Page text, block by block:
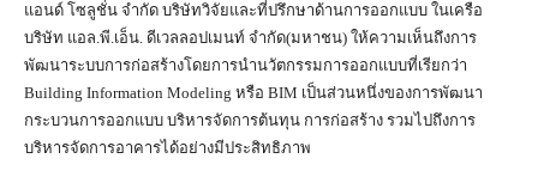
แอนด์ โซลูชั่น จำกัด บริษัทวิจัยและที่ปรึกษาด้านการออกแบบ ในเครือ
บริษัท แอล.พี.เอ็น. ดีเวลลอปเมนท์ จำกัด(มหาชน) ให้ความเห็นถึงการ
พัฒนาระบบการก่อสร้างโดยการนำนวัตกรรมการออกแบบที่เรียกว่า
Building Information Modeling หรือ BIM เป็นส่วนหนึ่งของการพัฒนา
กระบวนการออกแบบ บริหารจัดการต้นทุน การก่อสร้าง รวมไปถึงการ
บริหารจัดการอาคารได้อย่างมีประสิทธิภาพ